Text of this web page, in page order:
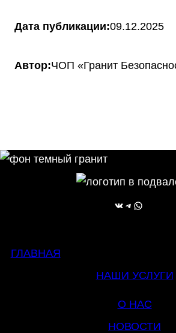
Дата публикации:09.12.2025
Автор:ЧОП «Гранит
ВКонтакте Telegram WhatsApp
ГЛАВНАЯ
НАШИ УСЛУГИ
О НАС
НОВОСТИ